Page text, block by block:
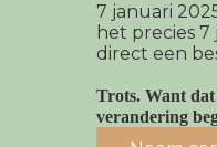
7 januari
het precies
direct een
Trots. Want
verandering